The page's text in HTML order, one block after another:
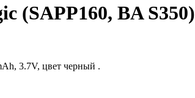
(SAPP160, BA S350)
3.7V, цвет черный .